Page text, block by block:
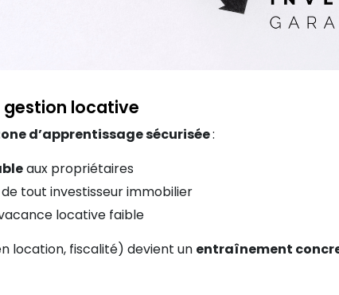
gestion locative
d’apprentissage sécurisée:
aux propriétaires
tout investisseur immobilier
locative faible
location, fiscalité) devient un entraînement